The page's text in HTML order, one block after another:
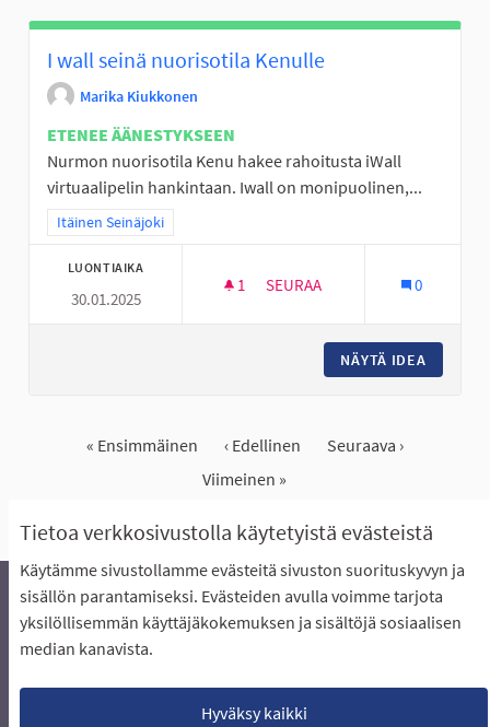
Tietoa verkkosivustolla käytetyistä evästeistä
Käytämme sivustollamme evästeitä sivuston suorituskyvyn ja
sisällön parantamiseksi. Evästeiden avulla voimme tarjota
yksilöllisemmän käyttäjäkokemuksen ja sisältöjä sosiaalisen
median kanavista.
Hyväksy kaikki
I wall seinä nuorisotila Kenulle
Marika Kiukkonen
ETENEE ÄÄNESTYKSEEN
Nurmon nuorisotila Kenu hakee rahoitusta iWall
virtuaalipelin hankintaan. Iwall on monipuolinen,...
Rajaa tulokset teeman mukaan: Itäinen Seinäjoki
Itäinen Seinäjoki
LUONTIAIKA
30.01.2025
1 1 SEURAAJA
SEURAA 0
NÄYTÄ IDEA
« Ensimmäinen ‹ Edellinen
Seuraava ›
Viimeinen »
Näytä kaikki peruutetut ideat
Äänestyksen pikaohjeet
Usein kysytyt kysymykset
Näin äänestät Asukasbudjetissa
Lataa avoimet datatiedostot